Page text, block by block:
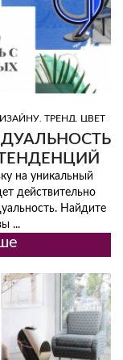
, ТРЕНД, ЦВЕТ
на уникальный
действительно
Найдите
...